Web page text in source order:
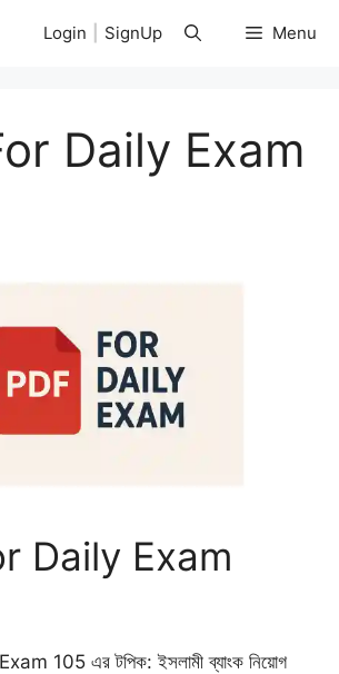
Menu
Login SignUp
Daily Exam
Daily Exam
105 এর টপিক: ইসলামী ব্যাংক নিয়োগ